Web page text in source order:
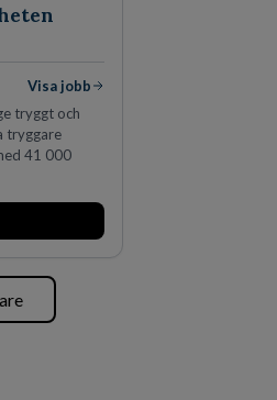
Visa jobb
tryggt och
tryggare
41 000